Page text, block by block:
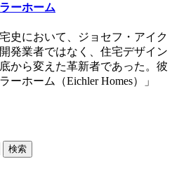
ーホーム
史において、ジョセフ・アイク
発業者ではなく、住宅デザイン
から変えた革新者であった。彼
ーホーム（Eichler Homes）」